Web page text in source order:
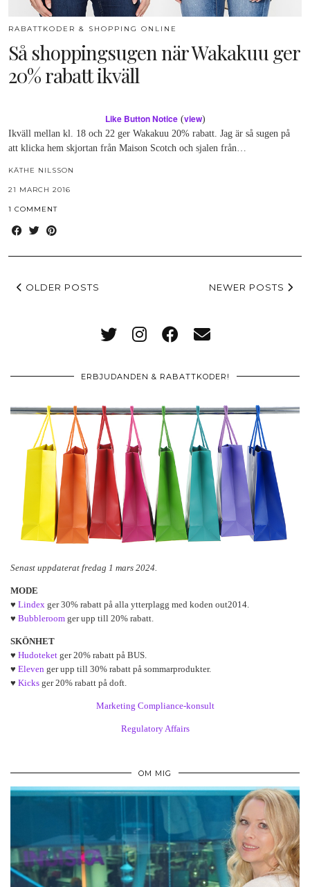
RABATTKODER & SHOPPING ONLINE
Så shoppingsugen när Wakakuu ger
20% rabatt ikväll
Like Button Notice(view)
Ikväll mellan kl. 18 och 22 ger Wakakuu 20% rabatt. Jag är så sugen på
att klicka hem skjortan från Maison Scotch och sjalen från…
KÄTHE NILSSON
21 MARCH 2016
1 COMMENT
OLDER POSTS NEWER POSTS
ERBJUDANDEN & RABATTKODER!
Senast uppdaterat fredag 1 mars 2024.
MODE
♥ Lindex ger 30% rabatt på alla ytterplagg med koden out2014.
♥ Bubbleroom ger upp till 20% rabatt.
SKÖNHET
♥ Hudoteket ger 20% rabatt på BUS.
♥ Eleven ger upp till 30% rabatt på sommarprodukter.
♥ Kicks ger 20% rabatt på doft.
Marketing Compliance-konsult
Regulatory Affairs
OM MIG